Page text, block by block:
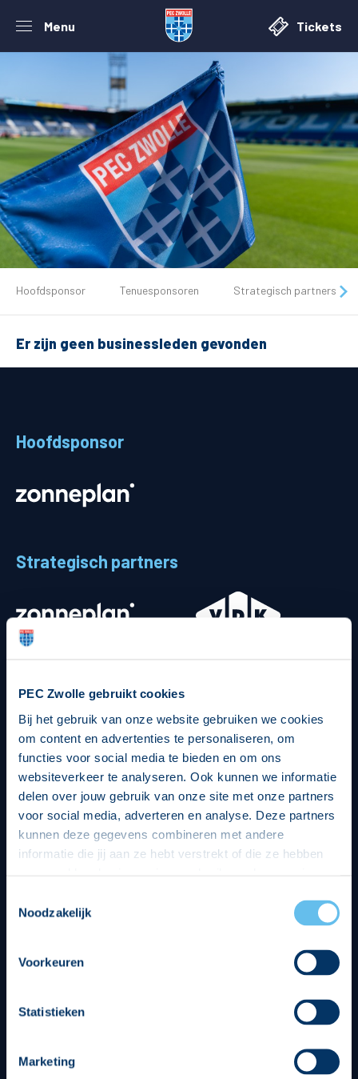
PEC Zwolle gebruikt cookies
Bij het gebruik van onze website gebruiken we cookies
om content en advertenties te personaliseren, om
functies voor social media te bieden en om ons
websiteverkeer te analyseren. Ook kunnen we informatie
delen over jouw gebruik van onze site met onze partners
voor social media, adverteren en analyse. Deze partners
kunnen deze gegevens combineren met andere
informatie die jij aan ze hebt verstrekt of die ze hebben
op een veilige en integere wijze. Je kunt je toestemming
beheren op de privacy- en cookieverklaring pagina.
Noodzakelijk
Voorkeuren
Statistieken
Marketing
Menu Tickets
De club
Matchdays
MVO & Regio
Hoofdsponsor Tenuesponsoren Strategisch partners
Er zijn geen businessleden gevonden
Hoofdsponsor
Strategisch partners
Divisie partners